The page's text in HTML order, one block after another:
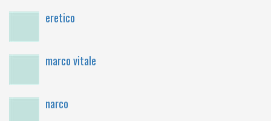
eretico
marco vitale
narco